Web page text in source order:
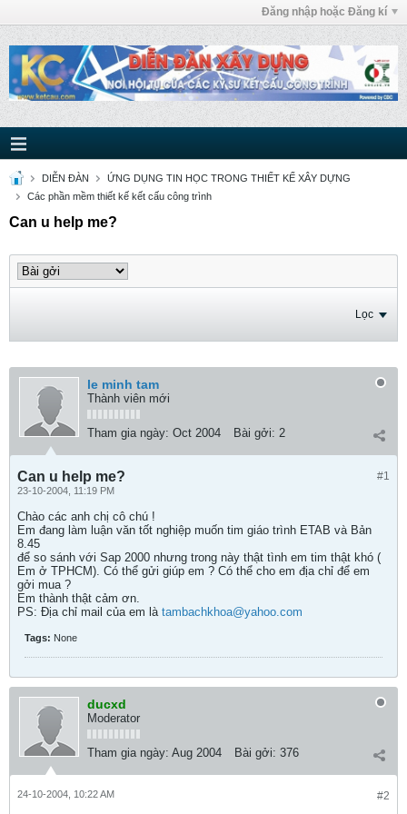
Đăng nhập hoặc Đăng kí
DIỄN ĐÀN
ỨNG DỤNG TIN HỌC TRONG THIẾT KẾ XÂY DỰNG
Các phần mềm thiết kế kết cấu công trình
Can u help me?
Lọc
le minh tam
Thành viên mới
Tham gia ngày: Oct 2004 Bài gởi: 2
#1
Can u help me?
23-10-2004, 11:19 PM
Chào các anh chị cô chú !
Em đang làm luận văn tốt nghiệp muốn tim giáo trình ETAB và Bản
8.45
để so sánh với Sap 2000 nhưng trong này thật tình em tim thật khó (
Em ở TPHCM). Có thể gửi giúp em ? Có thể cho em địa chỉ để em
gởi mua ?
Em thành thật cảm ơn.
PS: Địa chỉ mail của em là tambachkhoa@yahoo.com
Tags: None
ducxd
Moderator
Tham gia ngày: Aug 2004 Bài gởi: 376
#2
24-10-2004, 10:22 AM